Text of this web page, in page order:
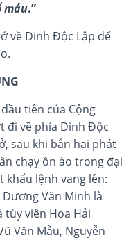
máu.”
về Dinh Độc Lập để
tiên của Cộng
đi về phía Dinh Độc
sau khi bắn hai phát
chạy ồn ào trong đại
khẩu lệnh vang lên:
Dương Văn Minh là
tùy viên Hoa Hải
Văn Mẫu, Nguyễn